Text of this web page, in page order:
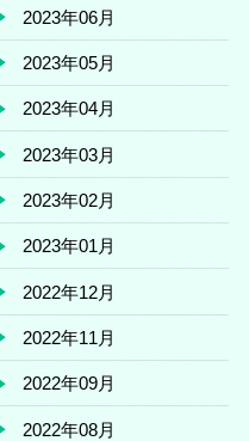
2023年06月
2023年05月
2023年04月
2023年03月
2023年02月
2023年01月
2022年12月
2022年11月
2022年09月
2022年08月